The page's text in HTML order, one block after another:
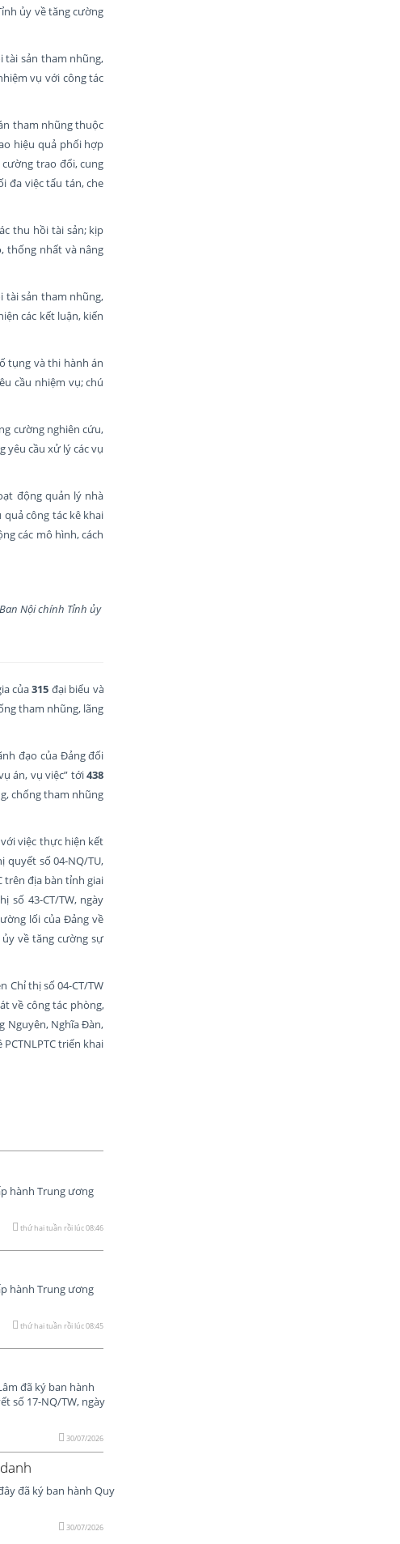
ủy về tăng cường
tài sản tham nhũng,
vụ với công tác
tham nhũng thuộc
hiệu quả phối hợp
trao đổi, cung
đa việc tẩu tán, che
thu hồi tài sản; kịp
thống nhất và nâng
tài sản tham nhũng,
các kết luận, kiến
tụng và thi hành án
cầu nhiệm vụ; chú
cường nghiên cứu,
yêu cầu xử lý các vụ
động quản lý nhà
công tác kê khai
các mô hình, cách
chính Tỉnh ủy
của315 đại biểu và
tham nhũng, lãng
đạo của Đảng đối
án, vụ việc” tới438
chống tham nhũng
việc thực hiện kết
quyết số 04-NQ/TU,
trên địa bàn tỉnh giai
số 43-CT/TW, ngày
lối của Đảng về
về tăng cường sự
Chỉ thị số 04-CT/TW
về công tác phòng,
Nguyên, Nghĩa Đàn,
triển khai
hành Trung ương
thứ hai tuần rồi lúc 08:46
hành Trung ương
thứ hai tuần rồi lúc 08:45
đã ký ban hành
số 17-NQ/TW, ngày
30/07/2026
đã ký ban hành Quy
30/07/2026